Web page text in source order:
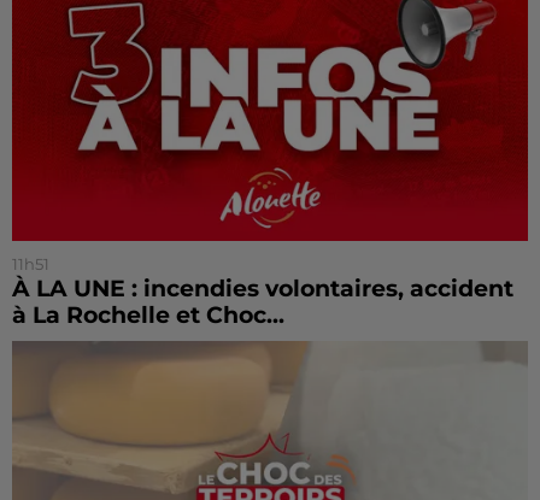
11h51
À LA UNE : incendies volontaires, accident
à La Rochelle et Choc...